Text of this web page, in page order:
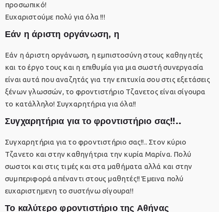
προσωπικό!
Ευχαριστούμε πολύ για όλα !!!
Εάν η άριστη οργάνωση, η
Εάν η άριστη οργάνωση, η εμπιστοσύνη στους καθηγητές
και το έργο τους και η επιθυμία για μια σωστή συνεργασία
είναι αυτά που αναζητάς για την επιτυχία σου στις εξετάσεις
ξένων γλωσσών, το φροντιστήριο Τζανετος είναι σίγουρα
το κατάλληλο! Συγχαρητήρια για όλα!!
Συγχαρητήρια για το φροντιστήριο σας!!..
Συγχαρητήρια για το φροντιστήριο σας!!.. Στον κύριο
Τζανετο και στην καθηγήτρια την κυρία Μαρίνα. Πολύ
σωστοι και στις τιμές και στα μαθήματα αλλά και στην
συμπεριφορά απέναντι στους μαθητές!! Έμεινα πολύ
ευχαριστημενη το συστήνω σίγουρα!!
Το καλύτερο φροντιστήριο της Αθήνας